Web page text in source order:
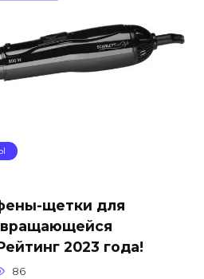
щетки для
вращающейся
2023 года!
86